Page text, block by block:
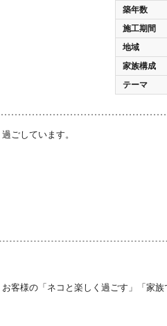
築年数
施工期間
地域
家族構成
テーマ
ごしています。
客様の「ネコと楽しく過ごす」「家